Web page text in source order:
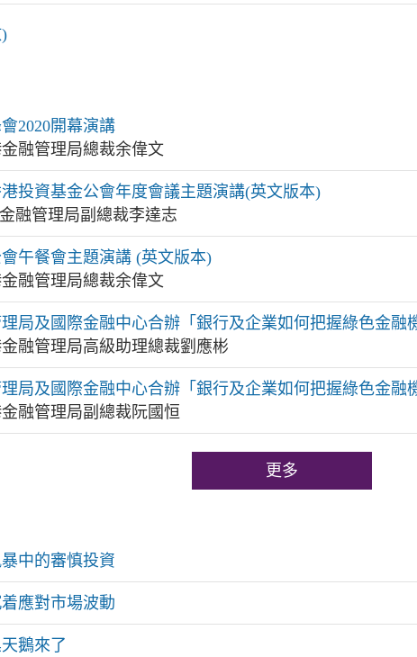
2020開幕演講
融管理局總裁余偉文
投資基金公會年度會議主題演講(英文版本)
融管理局副總裁李達志
午餐會主題演講 (英文版本)
融管理局總裁余偉文
局及國際金融中心合辦「銀行及企業如何把握綠色金融
融管理局高級助理總裁劉應彬
局及國際金融中心合辦「銀行及企業如何把握綠色金融
融管理局副總裁阮國恒
更多
中的審慎投資
應對市場波動
鵝來了